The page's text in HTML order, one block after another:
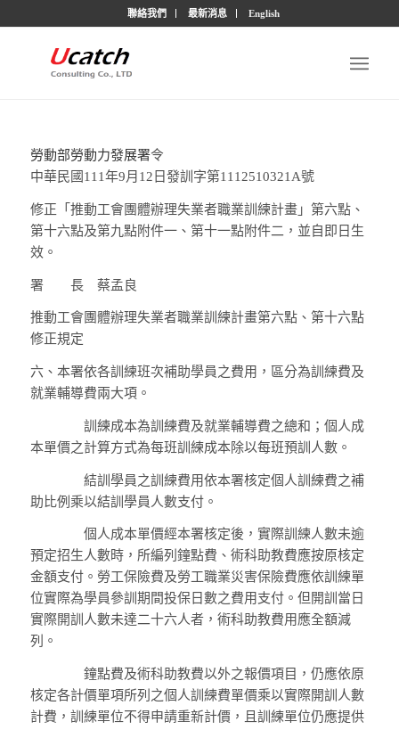
聯絡我們 最新消息 English
勞動部勞動力發展署令
中華民國111年9月12日發訓字第1112510321A號
修正「推動工會團體辦理失業者職業訓練計畫」第六點、
第十六點及第九點附件一、第十一點附件二，並自即日生
效。
署 長蔡孟良
推動工會團體辦理失業者職業訓練計畫第六點、第十六點
修正規定
六、 本署依各訓練班次補助學員之費用，區分為訓練費及
就業輔導費兩大項。
訓練成本為訓練費及就業輔導費之總和；個人成
本單價之計算方式為每班訓練成本除以每班預訓人數。
結訓學員之訓練費用依本署核定個人訓練費之補
助比例乘以結訓學員人數支付。
個人成本單價經本署核定後，實際訓練人數未逾
預定招生人數時，所編列鐘點費、術科助教費應按原核定
金額支付。勞工保險費及勞工職業災害保險費應依訓練單
位實際為學員參訓期間投保日數之費用支付。但開訓當日
實際開訓人數未達二十六人者，術科助教費用應全額減
列。
鐘點費及術科助教費以外之報價項目，仍應依原
核定各計價單項所列之個人訓練費單價乘以實際開訓人數
計費，訓練單位不得申請重新計價，且訓練單位仍應提供